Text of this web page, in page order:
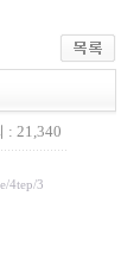
: 21,340
4tep/3